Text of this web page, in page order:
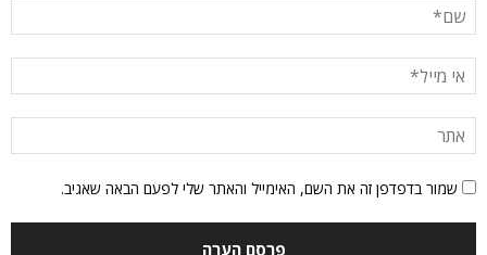
שמור בדפדפן זה את השם, האימייל והאתר שלי לפעם הבאה שאגיב.